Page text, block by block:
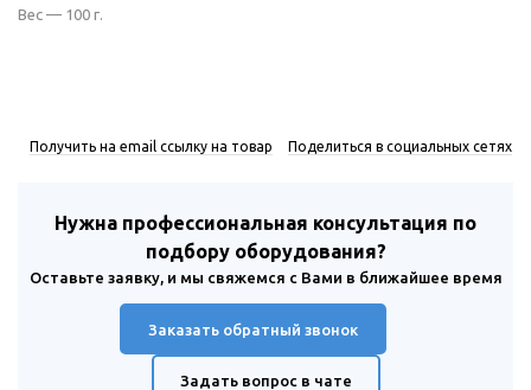
Вес — 100 г.
Получить на email ссылку на товар Поделиться в социальных сетях
Нужна профессиональная консультация по
подбору оборудования?
Оставьте заявку, и мы свяжемся с Вами в ближайшее время
Заказать обратный звонок
Задать вопрос в чате